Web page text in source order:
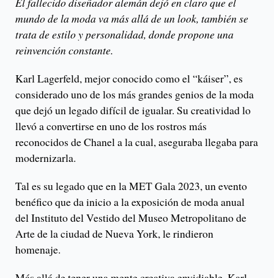
mundo de la moda va más allá de un look, también se
trata de estilo y personalidad, donde propone una
reinvención constante.
Karl Lagerfeld, mejor conocido como el “káiser”, es
considerado uno de los más grandes genios de la moda
que dejó un legado difícil de igualar. Su creatividad lo
llevó a convertirse en uno de los rostros más
reconocidos de Chanel a la cual, aseguraba llegaba para
modernizarla.
Tal es su legado que en la MET Gala 2023, un evento
benéfico que da inicio a la exposición de moda anual
del Instituto del Vestido del Museo Metropolitano de
Arte de la ciudad de Nueva York, le rindieron
homenaje.